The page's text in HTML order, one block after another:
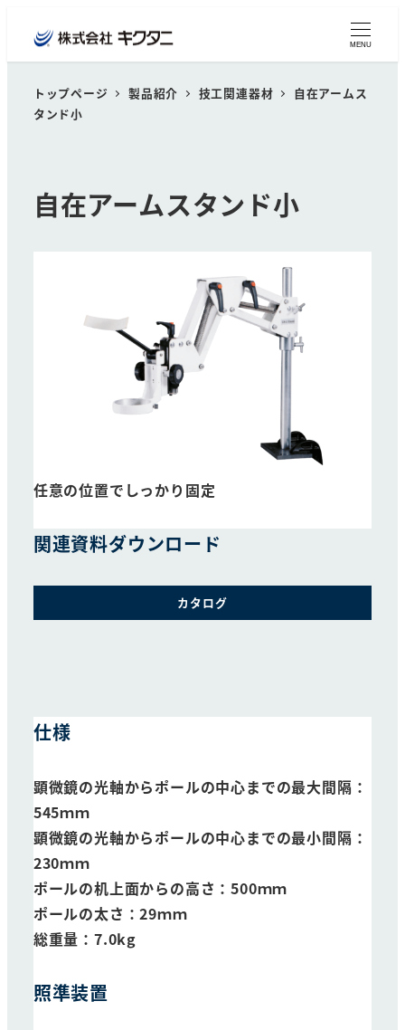
MENU
トップページ 製品紹介 技工関連器材
自在アームス
タンド小
自在アームスタンド小
任意の位置でしっかり固定
関連資料ダウンロード
カタログ
仕様
顕微鏡の光軸からポールの中心までの最大間隔：
545ｍｍ
顕微鏡の光軸からポールの中心までの最小間隔：
230ｍｍ
ポールの机上面からの高さ：500ｍｍ
ポールの太さ：29ｍｍ
総重量：7.0kg
照準装置